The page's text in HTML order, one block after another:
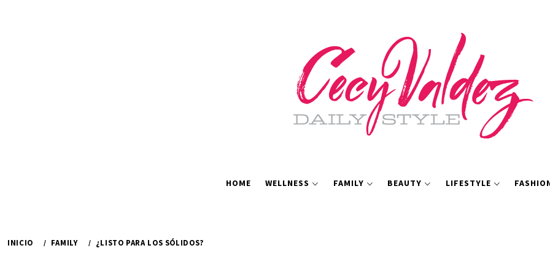
HOME WELLNESS FAMILY BEAUTY LIFESTYLE
INICIO FAMILY ¿LISTO PARA LOS SÓLIDOS?